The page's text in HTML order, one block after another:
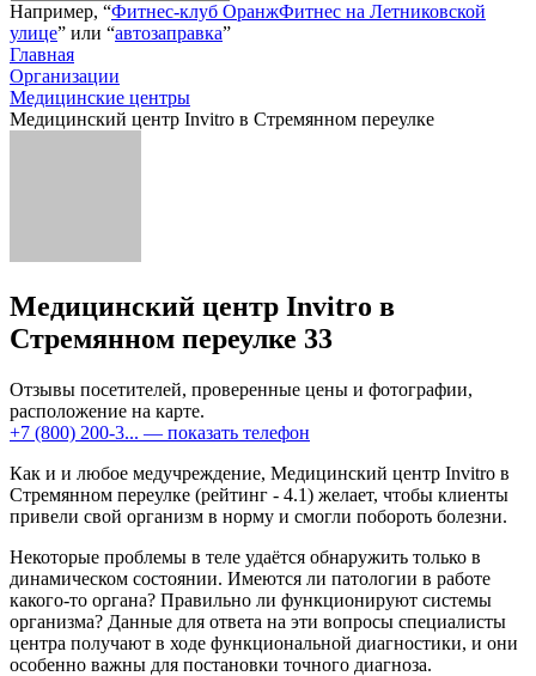
Например, “Фитнес-клуб ОранжФитнес на Летниковской
улице” или “автозаправка”
Главная
Организации
Медицинские центры
Медицинский центр Invitro в Стремянном переулке
Медицинский центр Invitro в
Стремянном переулке 33
Отзывы посетителей, проверенные цены и фотографии,
расположение на карте.
+7 (800) 200-3... — показать телефон
Как и и любое медучреждение, Медицинский центр Invitro в
Стремянном переулке (рейтинг - 4.1) желает, чтобы клиенты
привели свой организм в норму и смогли побороть болезни.
Некоторые проблемы в теле удаётся обнаружить только в
динамическом состоянии. Имеются ли патологии в работе
какого-то органа? Правильно ли функционируют системы
организма? Данные для ответа на эти вопросы специалисты
центра получают в ходе функциональной диагностики, и они
особенно важны для постановки точного диагноза.